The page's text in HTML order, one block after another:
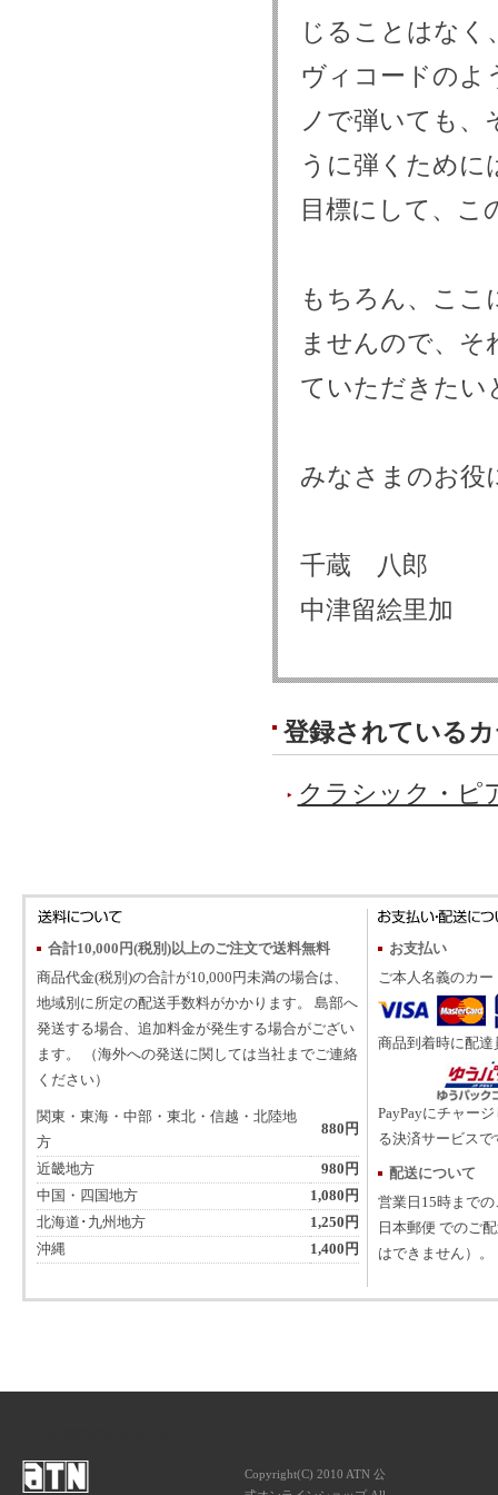
じることはな
ヴィコードのよ
ノで弾いても、
うに弾くために
目標にして、こ
もちろん、ここ
ませんので、そ
ていただきたい
みなさまのお役
千蔵 八郎
中津留絵里加
登録されている
クラシック・ピ
合計10,000円(税別)以上のご注文で送料無料
商品代金(税別)の合計が10,000円未満の場合は、
地域別に所定の配送手数料がかかります。 島部へ
発送する場合、追加料金が発生する場合がござい
ます。 （海外への発送に関しては当社までご連絡
ください）
関東・東海・中部・東北・信越・北陸地
方
880円
近畿地方
980円
中国・四国地方
1,080円
北海道･九州地方
1,250円
沖縄
1,400円
お支払い
ご本人名義のカ
商品到着時に配
PayPayにチャー
る決済サービスで
配送について
営業日15時まで
日本郵便 でのご
はできません）。
Copyright(C) 2010 ATN 公